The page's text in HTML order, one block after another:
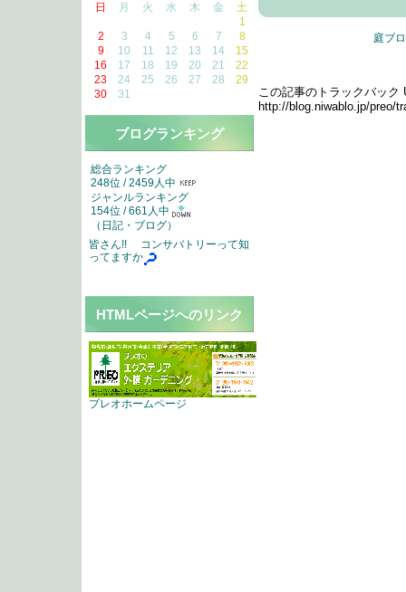
庭ブ
この記事のトラックバック
http://blog.niwablo.jp/preo/
日
月 火 水 木 金
土
1
2
3 4 5 6 7
8
9
10 11 12 13 14
15
16
17 18 19 20 21
22
23
24 25 26 27 28
29
30
31
ブログランキング
総合ランキング
248位 / 2459人中
ジャンルランキング
154位 / 661人中
（ 日記・ブログ）
皆さん!! コンサバトリーって知
ってますか
HTMLページへのリンク
プレオホームページ